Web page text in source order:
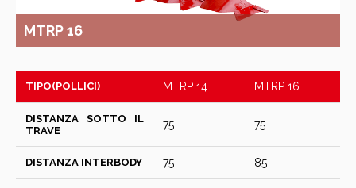
MTRP 16
TIPO(POLLICI) MTRP 14 MTRP 16
DISTANZA SOTTO IL
TRAVE
75 75
DISTANZA INTERBODY 75 85